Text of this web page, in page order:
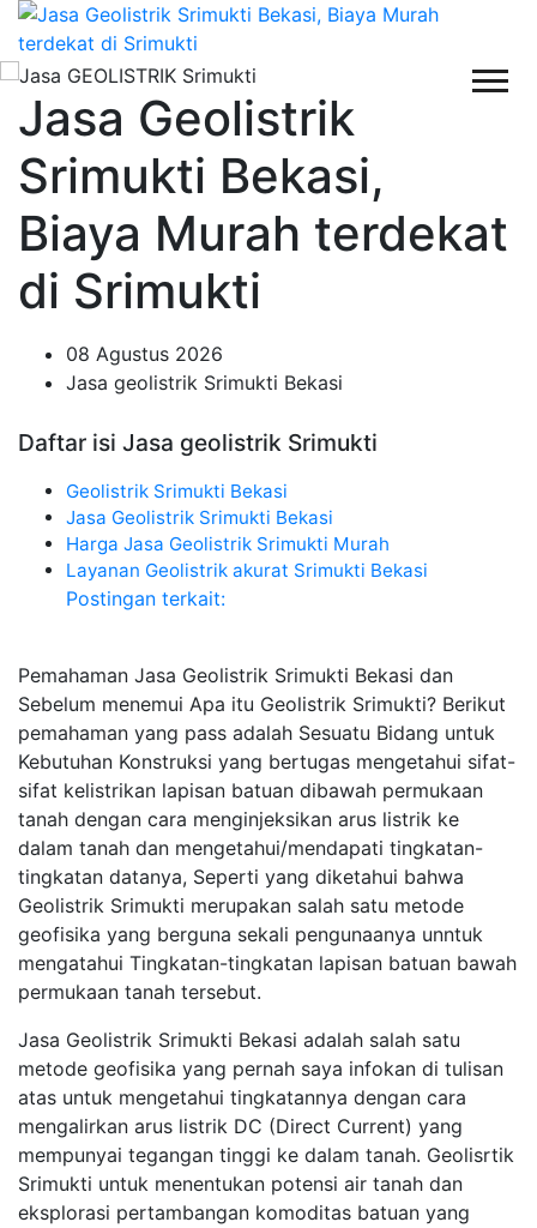
Jasa Geolistrik
Srimukti Bekasi,
Biaya Murah terdekat
di Srimukti
08 Agustus 2026
Jasa geolistrik Srimukti Bekasi
Daftar isi Jasa geolistrik Srimukti
Geolistrik Srimukti Bekasi
Jasa Geolistrik Srimukti Bekasi
Harga Jasa Geolistrik Srimukti Murah
Layanan Geolistrik akurat Srimukti Bekasi
Postingan terkait:
Pemahaman Jasa Geolistrik Srimukti Bekasi dan
Sebelum menemui Apa itu Geolistrik Srimukti? Berikut
pemahaman yang pass adalah Sesuatu Bidang untuk
Kebutuhan Konstruksi yang bertugas mengetahui sifat-
sifat kelistrikan lapisan batuan dibawah permukaan
tanah dengan cara menginjeksikan arus listrik ke
dalam tanah dan mengetahui/mendapati tingkatan-
tingkatan datanya, Seperti yang diketahui bahwa
Geolistrik Srimukti merupakan salah satu metode
geofisika yang berguna sekali pengunaanya unntuk
mengatahui Tingkatan-tingkatan lapisan batuan bawah
permukaan tanah tersebut.
Jasa Geolistrik Srimukti Bekasi adalah salah satu
metode geofisika yang pernah saya infokan di tulisan
atas untuk mengetahui tingkatannya dengan cara
mengalirkan arus listrik DC (Direct Current) yang
mempunyai tegangan tinggi ke dalam tanah. Geolisrtik
Srimukti untuk menentukan potensi air tanah dan
eksplorasi pertambangan komoditas batuan yang